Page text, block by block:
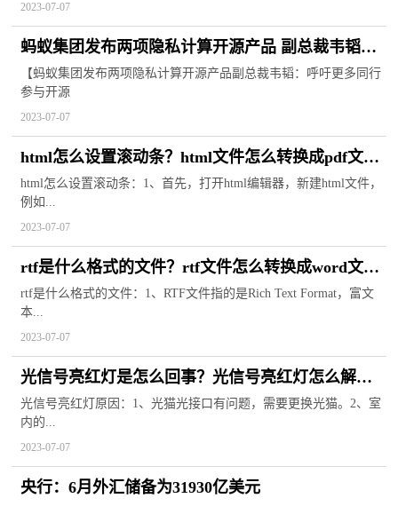
2023-07-07
蚂蚁集团发布两项隐私计算开源产品 副总裁韦韬：
呼吁更多同行参与开源和生态建设
【蚂蚁集团发布两项隐私计算开源产品副总裁韦韬：呼吁更多同行
参与开源
2023-07-07
html怎么设置滚动条？html文件怎么转换成pdf文
件？
html怎么设置滚动条：1、首先，打开html编辑器，新建html文件，
例如...
2023-07-07
rtf是什么格式的文件？rtf文件怎么转换成word文
档？
rtf是什么格式的文件：1、RTF文件指的是Rich Text Format，富文
本...
2023-07-07
光信号亮红灯是怎么回事？光信号亮红灯怎么解
决？
光信号亮红灯原因：1、光猫光接口有问题，需要更换光猫。2、室
内的...
2023-07-07
央行：6月外汇储备为31930亿美元